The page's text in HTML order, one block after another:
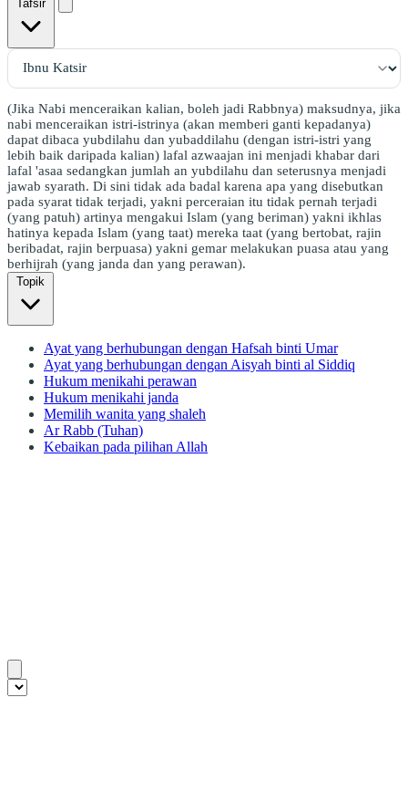
Tafsir
(Jika Nabi menceraikan kalian, boleh jadi Rabbnya) maksudnya, jika
nabi menceraikan istri-istrinya (akan memberi ganti kepadanya)
dapat dibaca yubdilahu dan yubaddilahu (dengan istri-istri yang
lebih baik daripada kalian) lafal azwaajan ini menjadi khabar dari
lafal 'asaa sedangkan jumlah an yubdilahu dan seterusnya menjadi
jawab syarath. Di sini tidak ada badal karena apa yang disebutkan
pada syarat tidak terjadi, yakni perceraian itu tidak pernah terjadi
(yang patuh) artinya mengakui Islam (yang beriman) yakni ikhlas
hatinya kepada Islam (yang taat) mereka taat (yang bertobat, rajin
beribadat, rajin berpuasa) yakni gemar melakukan puasa atau yang
berhijrah (yang janda dan yang perawan).
Topik
Ayat yang berhubungan dengan Hafsah binti Umar
Ayat yang berhubungan dengan Aisyah binti al Siddiq
Hukum menikahi perawan
Hukum menikahi janda
Memilih wanita yang shaleh
Ar Rabb (Tuhan)
Kebaikan pada pilihan Allah